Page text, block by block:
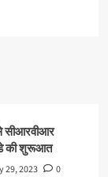
सीआरवीआर
डे की शुरूआत
29, 2023 0